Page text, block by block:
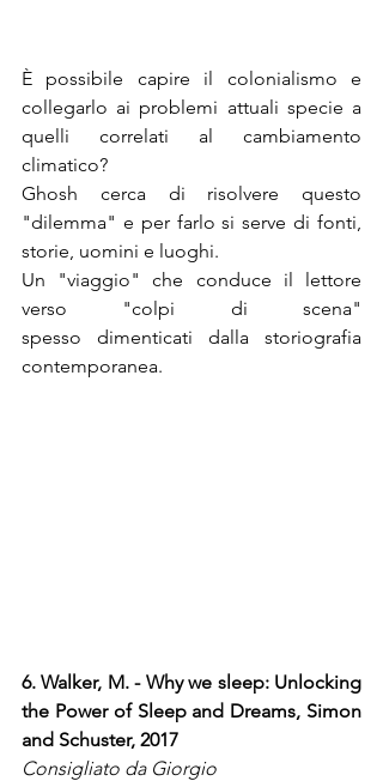
È possibile capire il colonialismo e
collegarlo ai problemi attuali specie a
quelli correlati al cambiamento
climatico?
Ghosh cerca di risolvere questo
"dilemma" e per farlo si serve di fonti,
storie, uomini e luoghi.
Un "viaggio" che conduce il lettore
verso "colpi di scena"
spesso dimenticati dalla storiografia
contemporanea.
6. Walker, M. - Why we sleep: Unlocking
the Power of Sleep and Dreams, Simon
and Schuster, 2017
Consigliato da Giorgio